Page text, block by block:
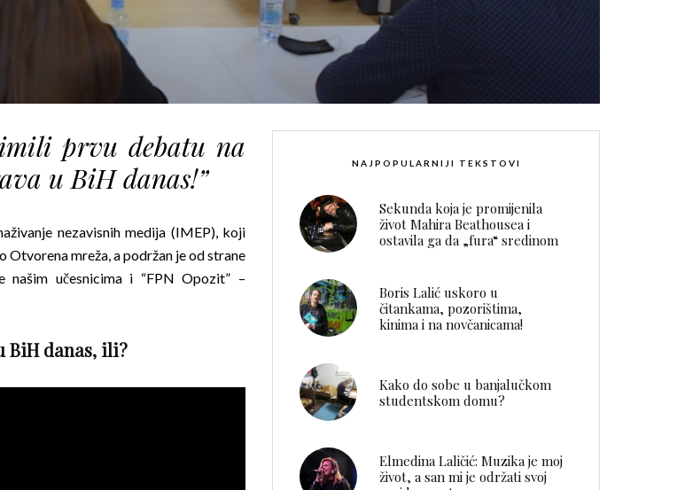
prvu debatu na
u BiH danas!”
nezavisnih medija (IMEP), koji
mreža, a podržan je od strane
našim učesnicima i “FPN Opozit” –
BiH danas, ili?
NAJPOPULARNIJI TEKSTOVI
Sekunda koja je promijenila
život Mahira Beathousea i
ostavila ga da „fura“ sredinom
Boris Lalić uskoro u
čitankama, pozorištima,
kinima i na novčanicama!
Kako do sobe u banjalučkom
studentskom domu?
Elmedina Laličić: Muzika je moj
život, a san mi je održati svoj